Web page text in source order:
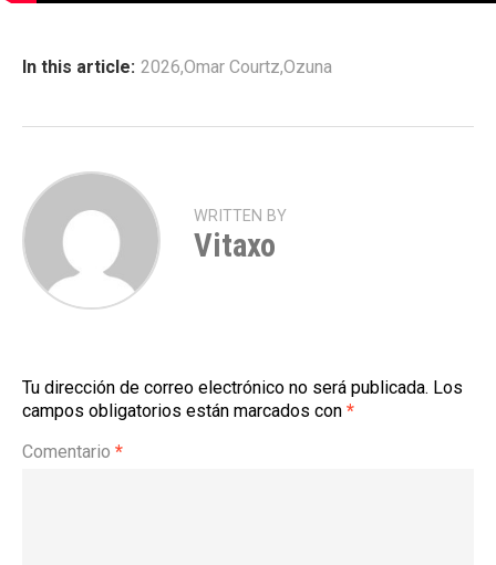
In this article: 2026,Omar Courtz,Ozuna
WRITTEN BY
Vitaxo
Tu dirección de correo electrónico no será publicada. Los
campos obligatorios están marcados con *
Comentario *